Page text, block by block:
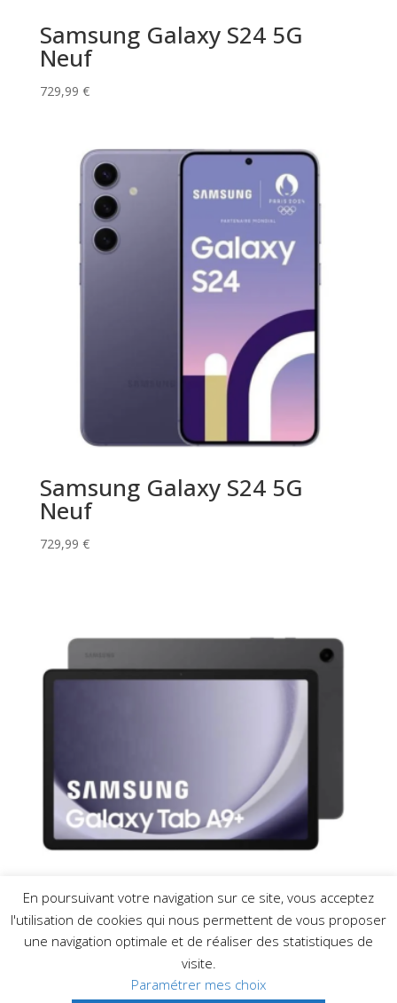
Samsung Galaxy S24 5G
Neuf
729,99 €
Samsung Galaxy S24 5G
Neuf
729,99 €
Samsung Galaxy Tab A9+
389,00€
En poursuivant votre navigation sur ce site, vous acceptez
l'utilisation de cookies qui nous permettent de vous proposer
une navigation optimale et de réaliser des statistiques de
visite.
Paramétrer mes choix